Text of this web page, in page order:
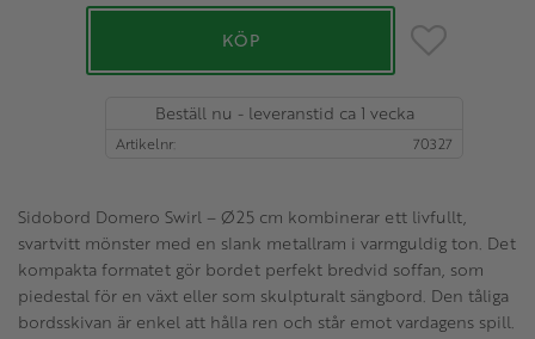
KÖP Lägg till i
Beställ nu - leveranstid ca 1 vecka
Artikelnr 70327
Sidobord Domero Swirl – Ø25 cm kombinerar ett livfullt,
svartvitt mönster med en slank metallram i varmguldig ton. Det
kompakta formatet gör bordet perfekt bredvid soffan, som
piedestal för en växt eller som skulpturalt sängbord. Den tåliga
bordsskivan är enkel att hålla ren och står emot vardagens spill.